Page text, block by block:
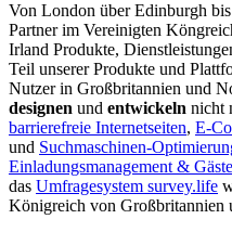
Von London über Edinburgh
Partner im Vereinigten
Irland Produkte,
Teil unserer Produkte und
Nutzer in Großbritannien und
designen und entwickeln nicht
barrierefreie Internetseiten, E-
und Suchmaschinen-
Einladungsmanagement &
das Umfragesystem survey.life
Königreich von Großbritannien